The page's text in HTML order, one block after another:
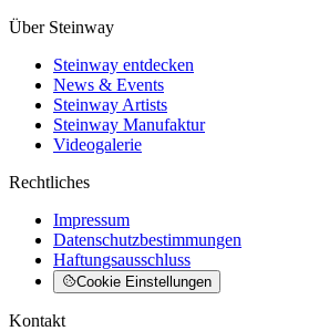
Über Steinway
Steinway entdecken
News & Events
Steinway Artists
Steinway Manufaktur
Videogalerie
Rechtliches
Impressum
Datenschutzbestimmungen
Haftungsausschluss
Cookie Einstellungen
Kontakt